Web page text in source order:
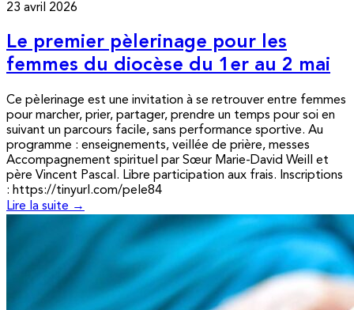
23 avril 2026
Le premier pèlerinage pour les
femmes du diocèse du 1er au 2 mai
Ce pèlerinage est une invitation à se retrouver entre femmes
pour marcher, prier, partager, prendre un temps pour soi en
suivant un parcours facile, sans performance sportive. Au
programme : enseignements, veillée de prière, messes
Accompagnement spirituel par Sœur Marie-David Weill et
père Vincent Pascal. Libre participation aux frais. Inscriptions
: https://tinyurl.com/pele84
Lire la suite →